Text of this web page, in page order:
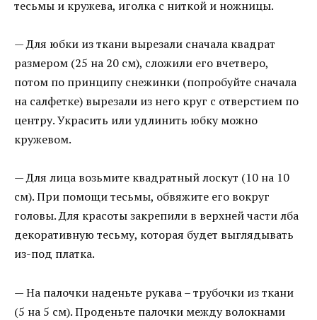
тесьмы и кружева, иголка с ниткой и ножницы.
— Для юбки из ткани вырезали сначала квадрат
размером (25 на 20 см), сложили его вчетверо,
потом по принципу снежинки (попробуйте сначала
на салфетке) вырезали из него круг с отверстием по
центру. Украсить или удлинить юбку можно
кружевом.
— Для лица возьмите квадратный лоскут (10 на 10
см). При помощи тесьмы, обвяжите его вокруг
головы. Для красоты закрепили в верхней части лба
декоративную тесьму, которая будет выглядывать
из-под платка.
— На палочки наденьте рукава – трубочки из ткани
(5 на 5 см). Проденьте палочки между волокнами